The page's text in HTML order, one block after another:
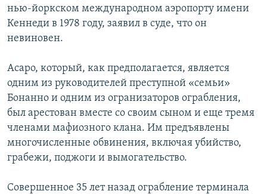
РАСПИСАНИЕ ВЕЩАНИЯ
ПОДПИШИТЕСЬ НА РАССЫЛКУ
СОЦИАЛЬНЫЕ СЕТИ
Все сайты РСЕ/РС
нью-йоркском международном аэропорту имени
Кеннеди в 1978 году, заявил в суде, что он
невиновен.
Асаро, который, как предполагается, является
одним из руководителей преступной «семьи»
Бонанно и одним из огранизаторов ограбления,
был арестован вместе со своим сыном и еще тремя
членами мафиозного клана. Им предъявлены
многочисленные обвинения, включая убийство,
грабежи, поджоги и вымогательство.
Совершенное 35 лет назад ограбление терминала